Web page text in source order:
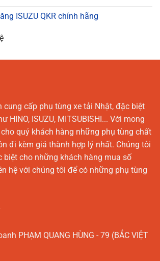
ISUZU QKR chính hãng
cung cấp phụ tùng xe tải Nhật, đặc biệt
HINO, ISUZU, MITSUBISHI... Với mong
quý khách hàng những phụ tùng chất
đi kèm giá thành hợp lý nhất. Chúng tôi
biệt cho những khách hàng mua số
hệ với chúng tôi để có những phụ tùng
PHẠM QUANG HÙNG - 79 (BẮC VIỆT